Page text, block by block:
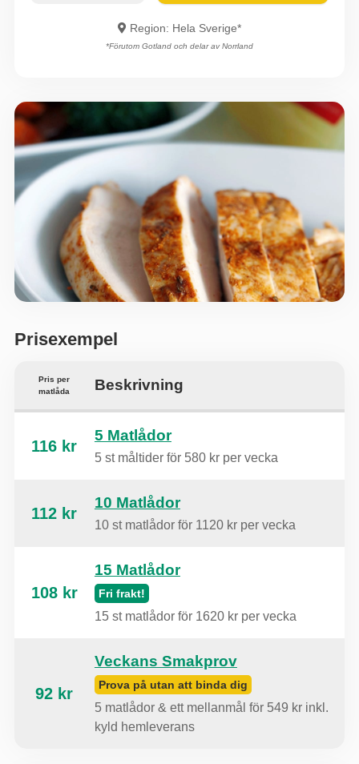
Region: Hela Sverige*
*Förutom Gotland och delar av Norrland
Prisexempel
Pris per
matlåda
Beskrivning
116 kr
5 Matlådor
5 st måltider för 580 kr per vecka
112 kr
10 Matlådor
10 st matlådor för 1120 kr per vecka
108 kr
15 Matlådor
Fri frakt!
15 st matlådor för 1620 kr per vecka
92 kr
Veckans Smakprov
Prova på utan att binda dig
5 matlådor & ett mellanmål för 549 kr inkl.
kyld hemleverans